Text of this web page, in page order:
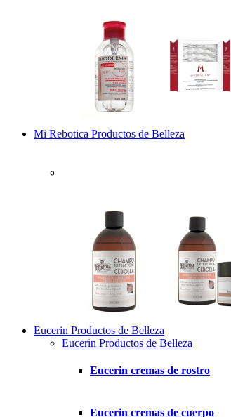
Mi Rebotica Productos de Belleza
Eucerin Productos de Belleza
Eucerin Productos de Belleza
Eucerin cremas de rostro
Eucerin cremas de cuerpo